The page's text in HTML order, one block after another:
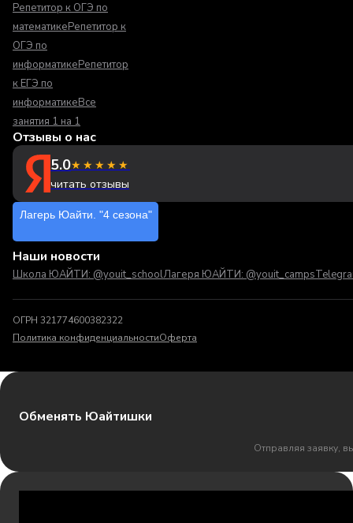
Репетитор к ОГЭ по
математикеРепетитор к
ОГЭ по
информатикеРепетитор
к ЕГЭ по
информатикеВсе
занятия 1 на 1
Отзывы о нас
5.0★★★★★
читать отзывы
Лагерь Юайти. "4 сезона"
Наши новости
Школа ЮАЙТИ: @youit_schoolЛагеря ЮАЙТИ: @youit_camps
ОГРН 321774600382322
Политика конфиденциальностиОферта
Обменять Юайтишки
Отправляя заявку,